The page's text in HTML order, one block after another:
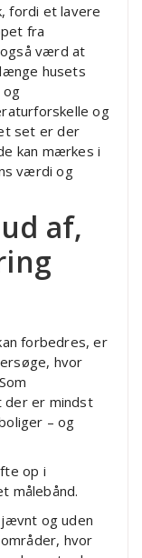
fordi et lavere
fra
værd at
husets
og
og
set er der
kan mærkes i
værdi og
af,
forbedres, er
hvor
der er mindst
– og
op i
målebånd.
og uden
hvor